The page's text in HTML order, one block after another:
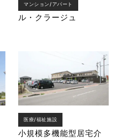
マンション/アパート
ル・クラージュ
医療/福祉施設
小規模多機能型居宅介